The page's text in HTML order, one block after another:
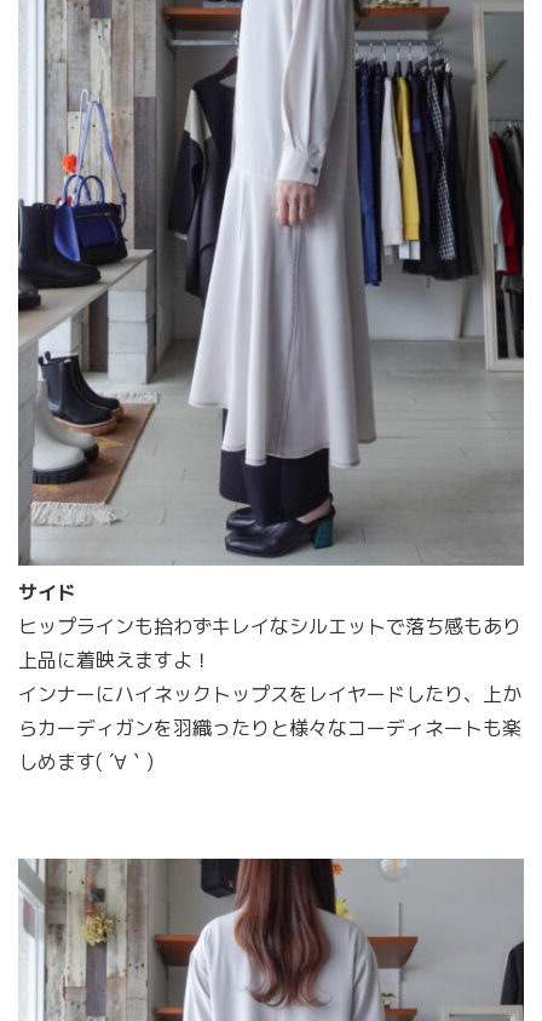
サイド
ヒップラインも拾わずキレイなシルエットで落ち感もあり
上品に着映えますよ！
インナーにハイネックトップスをレイヤードしたり、上か
らカーディガンを羽織ったりと様々なコーディネートも楽
しめます( ´∀｀)